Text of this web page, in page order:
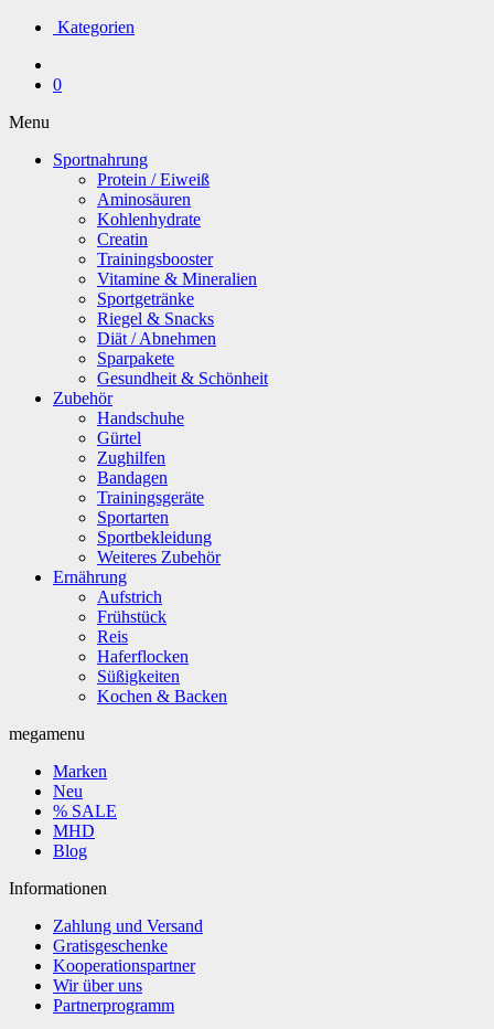
Kategorien
0
Menu
Sportnahrung
Protein / Eiweiß
Aminosäuren
Kohlenhydrate
Creatin
Trainingsbooster
Vitamine & Mineralien
Sportgetränke
Riegel & Snacks
Diät / Abnehmen
Sparpakete
Gesundheit & Schönheit
Zubehör
Handschuhe
Gürtel
Zughilfen
Bandagen
Trainingsgeräte
Sportarten
Sportbekleidung
Weiteres Zubehör
Ernährung
Aufstrich
Frühstück
Reis
Haferflocken
Süßigkeiten
Kochen & Backen
megamenu
Marken
Neu
% SALE
MHD
Blog
Informationen
Zahlung und Versand
Gratisgeschenke
Kooperationspartner
Wir über uns
Partnerprogramm